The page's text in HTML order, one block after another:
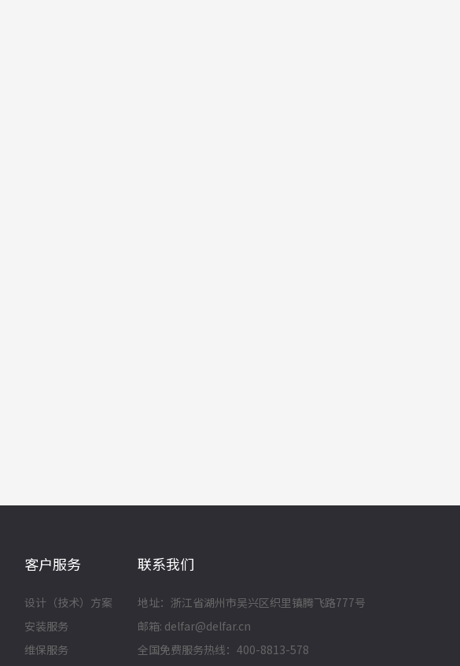
客户服务
设计（技术）方案
安装服务
维保服务
联系我们
地址：浙江省湖州市吴兴区织里镇腾飞路777号
邮箱: delfar@delfar.cn
全国免费服务热线：400-8813-578